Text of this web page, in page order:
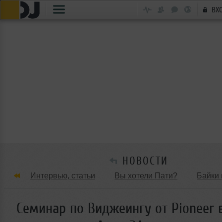
НОВОСТИ
Интервью, статьи Вы хотели Пати? Байки
Танцевальные стили Обзоры Вечеринок и
Семинар по Виджеингу от Pioneer